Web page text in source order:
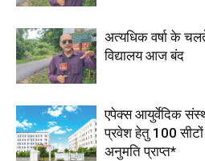
अत्यधिक वर्षा के
विद्यालय आज बंद
एपेक्स आयुर्वेदिक
प्रवेश हेतु 100
अनुमति प्राप्त*